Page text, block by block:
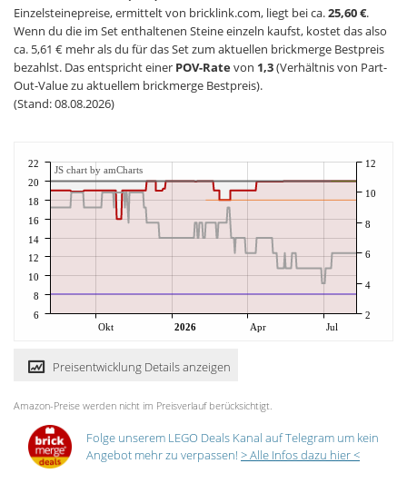
Einzelsteinepreise, ermittelt von bricklink.com, liegt bei ca.25,60 €.
Wenn du die im Set enthaltenen Steine einzeln kaufst, kostet das also
ca. 5,61 € mehr als du für das Set zum aktuellen brickmerge Bestpreis
bezahlst. Das entspricht einer POV-Ratevon 1,3(Verhältnis von Part-
Out-Value zu aktuellem brickmerge Bestpreis).
(Stand: 08.08.2026)
Okt 2026 Apr Jul
6
8
10
12
14
16
18
20
22
2
4
6
8
10
12
JS chart by amCharts
Preisentwicklung Details anzeigen
Amazon-Preise werden nicht im Preisverlauf berücksichtigt.
Folge unserem LEGO Deals Kanal auf Telegram um kein
Angebot mehr zu verpassen! > Alle Infos dazu hier <